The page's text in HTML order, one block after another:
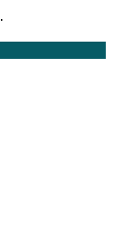
.